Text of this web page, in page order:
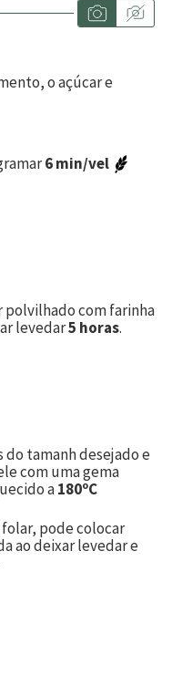
o açúcar e
6 min/vel
polvilhado com farinha
levedar5 horas.
do tamanh desejado e
com uma gema
a180ºC
pode colocar
ao deixar levedar e